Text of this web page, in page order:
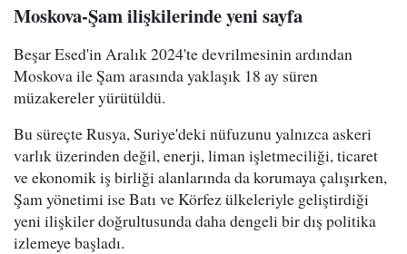
Moskova-Şam ilişkilerinde yeni sayfa
Beşar Esed'in Aralık 2024'te devrilmesinin ardından
Moskova ile Şam arasında yaklaşık 18 ay süren
müzakereler yürütüldü.
Bu süreçte Rusya, Suriye'deki nüfuzunu yalnızca askeri
varlık üzerinden değil, enerji, liman işletmeciliği, ticaret
ve ekonomik iş birliği alanlarında da korumaya çalışırken,
Şam yönetimi ise Batı ve Körfez ülkeleriyle geliştirdiği
yeni ilişkiler doğrultusunda daha dengeli bir dış politika
izlemeye başladı.